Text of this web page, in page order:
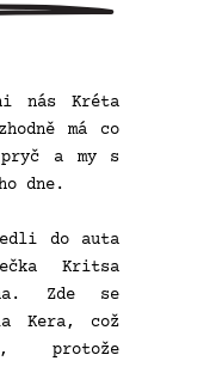
nás Kréta
má co
a my s
dne.
do auta
Kritsa
Zde se
Kera, což
protože